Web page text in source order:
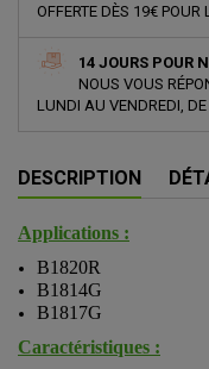
OFFERTE DÈS 19€
14 JOURS POUR
NOUS VOUS
LUNDI AU VENDREDI,
DESCRIPTION
Applications :
B1820R
B1814G
B1817G
Caractéristiques :